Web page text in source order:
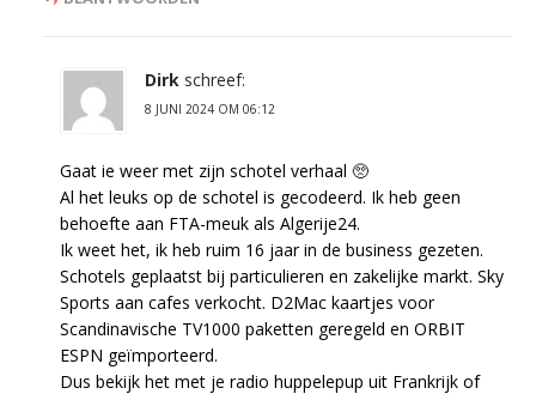
Dirk schreef:
8 JUNI 2024 OM 06:12
Gaat ie weer met zijn schotel verhaal 🥺
Al het leuks op de schotel is gecodeerd. Ik heb geen
behoefte aan FTA-meuk als Algerije24.
Ik weet het, ik heb ruim 16 jaar in de business gezeten.
Schotels geplaatst bij particulieren en zakelijke markt. Sky
Sports aan cafes verkocht. D2Mac kaartjes voor
Scandinavische TV1000 paketten geregeld en ORBIT
ESPN geïmporteerd.
Dus bekijk het met je radio huppelepup uit Frankrijk of